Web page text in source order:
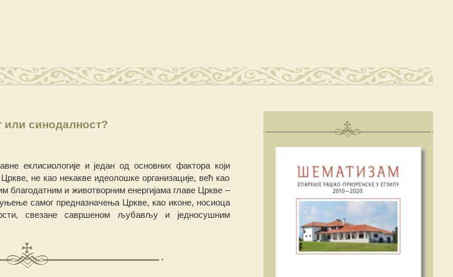
синодалност?
еклисиологије и један од основних фактора који
не као некакве идеолошке организације, већ као
благодатним и животворним енергијама главе Цркве –
самог предназначења Цркве, као иконе, носиоца
свезане савршеном љубављу и једносушним